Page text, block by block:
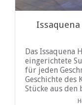
Das Issaquena
eingerichtete
für jeden
Geschichte des
Stücke aus
Stinkwood-